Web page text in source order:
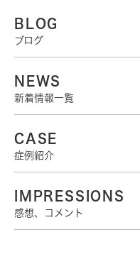
BLOG
ブログ
NEWS
新着情報一覧
CASE
症例紹介
IMPRESSIONS
感想、コメント